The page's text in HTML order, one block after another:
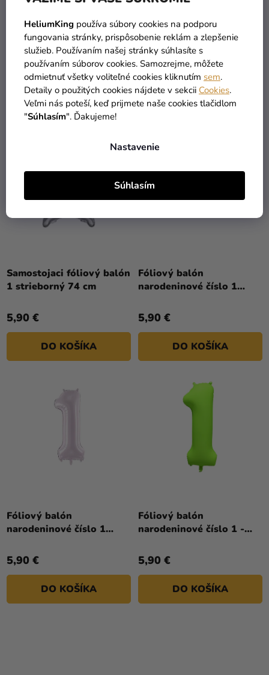
HeliumKing používa súbory cookies na podporu
fungovania stránky, prispôsobenie reklám a zlepšenie
služieb. Používaním našej stránky súhlasíte s
používaním súborov cookies. Samozrejme, môžete
odmietnuť všetky voliteľné cookies kliknutím sem.
Detaily o použitých cookies nájdete v sekcii Cookies.
Veľmi nás poteší, keď prijmete naše cookies tlačidlom
"Súhlasím". Ďakujeme!
Nastavenie
Súhlasím
Farba : Strieborná
TOP: Párty dekorácie
PODOBNÉ PRODUKTY
Samostojaci fóliový balón
1 strieborný 74 cm
5,90 €
DO KOŠÍKA
Fóliový balón
narodeninové číslo 1
5,90 €
DO KOŠÍKA
Fóliový balón
narodeninové číslo 1
5,90 €
DO KOŠÍKA
Fóliový balón
narodeninové číslo 1 -
5,90 €
DO KOŠÍKA